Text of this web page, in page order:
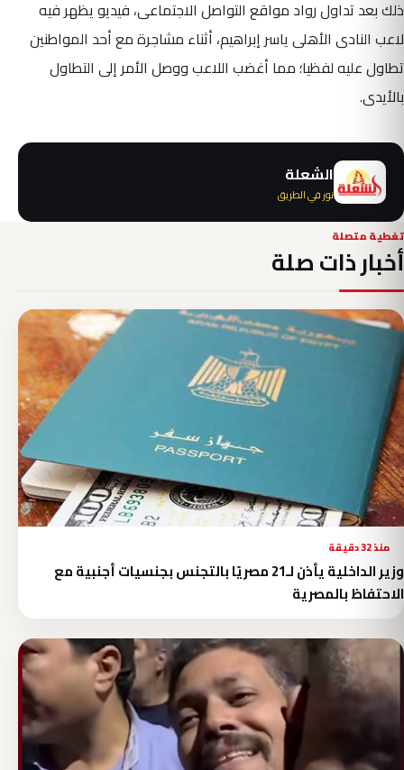
ذلك بعد تداول رواد مواقع التواصل الاجتماعى، فيديو يظهر فيه
لاعب النادى الأهلى ياسر إبراهيم، أثناء مشاجرة مع أحد المواطنين
تطاول عليه لفظيا؛ مما أغضب اللاعب ووصل الأمر إلى التطاول
بالأيدى.
الشعلة
نور في الطريق
تغطية متصلة
أخبار ذات صلة
منذ 32 دقيقة
وزير الداخلية يأذن لـ21 مصريًا بالتجنس بجنسيات أجنبية مع
الاحتفاظ بالمصرية